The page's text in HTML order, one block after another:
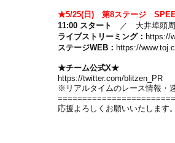
★5/25(日) 第8ステージ
11:00 スタート
／ 大井埠頭周
ライブストリーミング： https://
ステージWEB： https://
★チーム公式X★
https://twitter.com/blitzen_PR
※リアルタイムのレース情報・
応援よろしくお願いいたします。